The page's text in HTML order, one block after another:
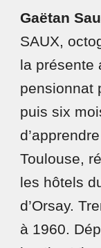
Gaëtan
SAUX,
la présente
pensionnat
puis six
Toulouse,
les hôtels
d’Orsay.
à 1960.